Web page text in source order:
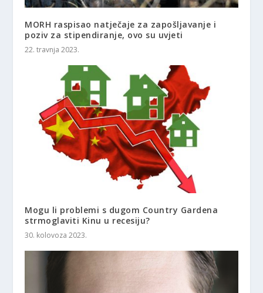
MORH raspisao natječaje za zapošljavanje i
poziv za stipendiranje, ovo su uvjeti
22. travnja 2023.
Mogu li problemi s dugom Country Gardena
strmoglaviti Kinu u recesiju?
30. kolovoza 2023.